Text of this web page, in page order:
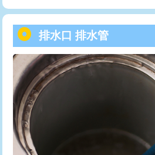
用（追加）/3ｍ超え)
給水管工事※（ライニング鋼管・銅
管・ポリ管・HT管使用/3ｍまで)
給水管工事※（ライニング鋼管・銅
管・ポリ管・HT管使用/3ｍ超え)
排水管工事（土の掘削・埋め戻し作
業）
トーラー機使用/3mまで
追加トーラー機使用/3m超え
カメラ調査
桝清掃
止水・漏水調査・防水処理・清掃・修
理・調整・分解・加工など（軽作業）
排水口 排水管